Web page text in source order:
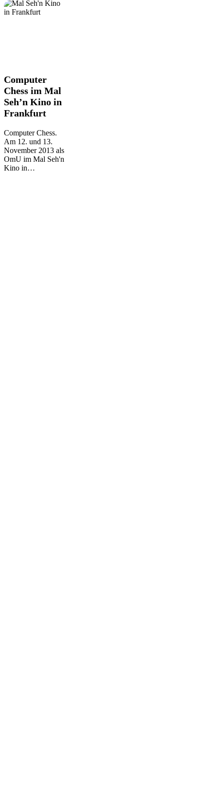
Computer
Chess
im
Mal
Seh’n
in
Frankfurt
Computer
Chess im Mal
Seh’n Kino in
Frankfurt
Computer Chess.
Am 12. und 13.
November 2013 als
OmU im Mal Seh'n
Kino in…